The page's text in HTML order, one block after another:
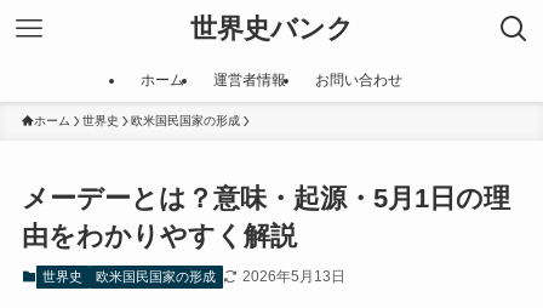
世界史バンク
ホーム 運営者情報 お問い合わせ
ホーム 世界史 欧米国民国家の形成
メーデーとは？意味・起源・5月1日の理
由をわかりやすく解説
世界史 欧米国民国家の形成 2026年5月13日